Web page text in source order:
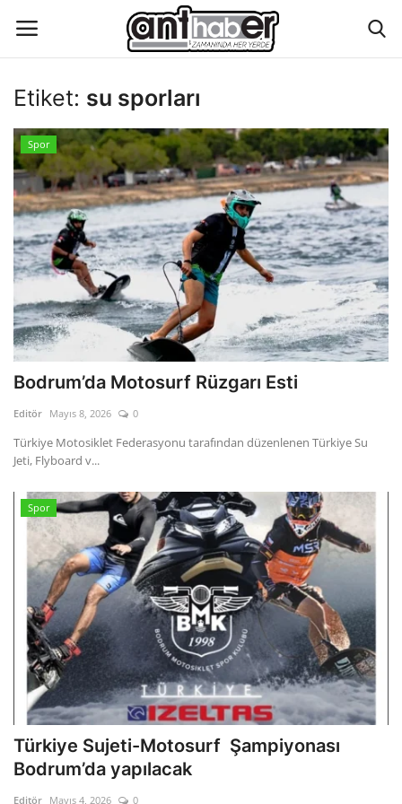
Eğitim
Aktüel Magazin
Hakkımızda
İletişim
Asayiş
Gizlilik Politikası
Reklam ve İşbirliği
Bodrum Trafik Yoğunluk Haritası
Turizm
Siyaset
Bodrum Nöbetçi Eczaneler
Köşe Yazarları
Spor
Etiket: su sporları
Spor
Bodrum’da Motosurf Rüzgarı Esti
Editör Mayıs 8, 2026 0
Türkiye Motosiklet Federasyonu tarafından düzenlenen Türkiye Su
Jeti, Flyboard v...
Spor
Türkiye Sujeti-Motosurf Şampiyonası
Bodrum’da yapılacak
Editör Mayıs 4, 2026 0